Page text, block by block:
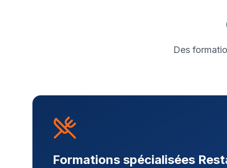
Des
Formations spécialisées